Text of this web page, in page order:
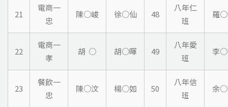
21
電商一
忠
陳○峻 徐○仙 48
八年仁
班
羅
22
電商一
孝
胡 ○ 胡○暉 49
八年愛
班
李
23
餐飲一
忠
陳○汶 楊○如 50
八年信
班
余○